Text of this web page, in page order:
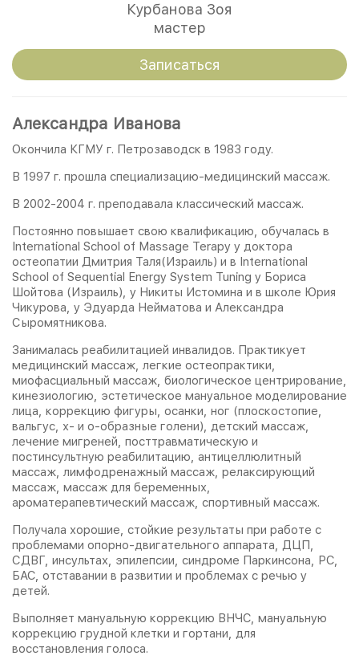
Курбанова Зоя
мастер
Записаться
Александра Иванова
Окончила КГМУ г. Петрозаводск в 1983 году.
В 1997 г. прошла специализацию-медицинский массаж.
В 2002-2004 г. преподавала классический массаж.
Постоянно повышает свою квалификацию, обучалась в
International School of Massage Terapy у доктора
остеопатии Дмитрия Таля(Израиль) и в International
School of Sequential Energy System Tuning у Бориса
Шойтова (Израиль), у Никиты Истомина и в школе Юрия
Чикурова, у Эдуарда Нейматова и Александра
Сыромятникова.
Занималась реабилитацией инвалидов. Практикует
медицинский массаж, легкие остеопрактики,
миофасциальный массаж, биологическое центрирование,
кинезиологию, эстетическое мануальное моделирование
лица, коррекцию фигуры, осанки, ног (плоскостопие,
вальгус, х- и о-образные голени), детский массаж,
лечение мигреней, посттравматическую и
постинсультную реабилитацию, антицеллюлитный
массаж, лимфодренажный массаж, релаксирующий
массаж, массаж для беременных,
ароматерапевтический массаж, спортивный массаж.
Получала хорошие, стойкие результаты при работе с
проблемами опорно-двигательного аппарата, ДЦП,
СДВГ, инсультах, эпилепсии, синдроме Паркинсона, РС,
БАС, отставании в развитии и проблемах с речью у
детей.
Выполняет мануальную коррекцию ВНЧС, мануальную
коррекцию грудной клетки и гортани, для
восстановления голоса.